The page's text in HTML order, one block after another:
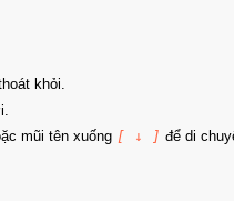
khỏi.
mũi tên xuống [ ↓ ] để di